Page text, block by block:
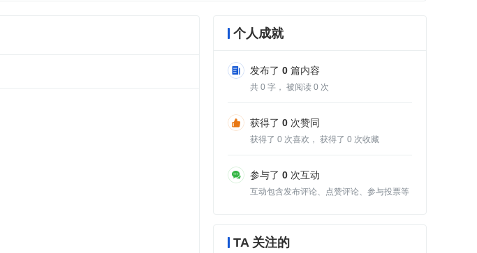
个人成就
发布了 0 篇内容
共 0 字， 被阅读 0 次
获得了 0 次赞同
获得了 0 次喜欢， 获得了 0 次收藏
参与了 0 次互动
互动包含发布评论、点赞评论、参与投票等
TA 关注的